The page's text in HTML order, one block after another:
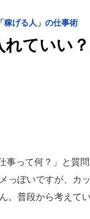
稼げる人」の仕事術
れてい
事って何？」と質
っぽいですが、カ
。普段から考えて